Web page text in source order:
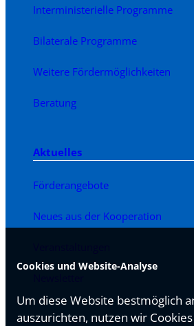
Cookies und Website-Analyse
Um diese Website bestmöglich
auszurichten, nutzen wir
Interministerielle Programme
Bilaterale Programme
Weitere Fördermöglichkeiten
Beratung
Aktuelles
Förderangebote
Neues aus der Kooperation